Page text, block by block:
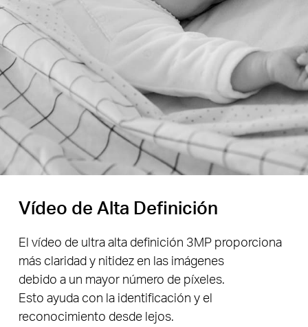
Vídeo de Alta Definición
El vídeo de ultra alta definición 3MP proporciona
más claridad y nitidez en las imágenes
debido a un mayor número de píxeles.
Esto ayuda con la identificación y el
reconocimiento desde lejos.